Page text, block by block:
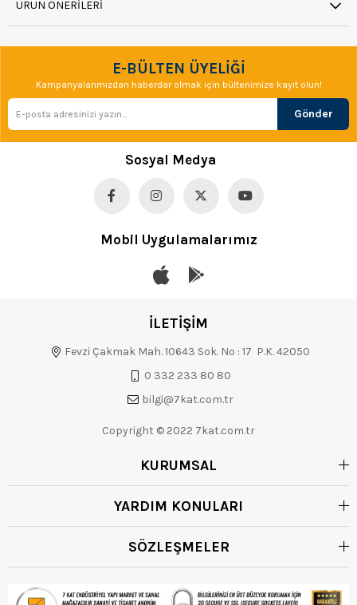
ÜRÜN ÖNERILERI
E-BÜLTEN ÜYELİĞİ
Kampanyalarımızdan haberdar olmak için bültenimize kayıt olun!
Gönder
Sosyal Medya
Mobil Uygulamalarımız
İLETİŞİM
Fevzi Çakmak Mah. 10643 Sok. No : 17 P.K. 42050
0 332 233 80 80
bilgi@7kat.com.tr
Copyright © 2022 7kat.com.tr
KURUMSAL
YARDIM KONULARI
SÖZLEŞMELER